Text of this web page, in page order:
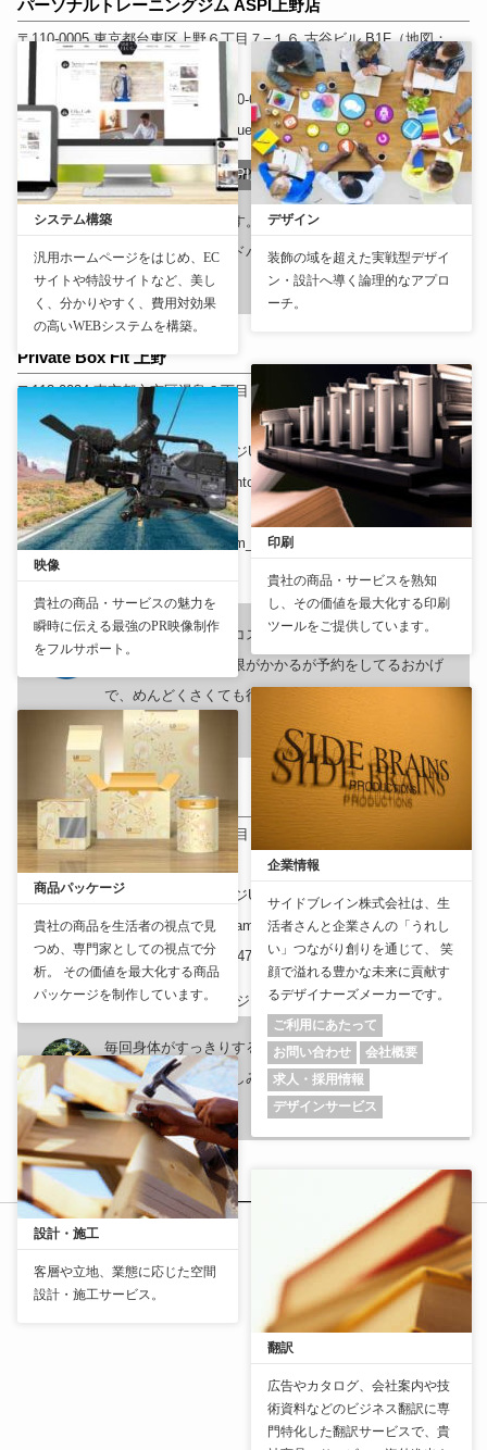
パーソナルトレーニングジム ASPI上野店
〒110-0005 東京都台東区上野６丁目７−１６ 古谷ビル B1F（地図：
）
おすすめランク: 4.9Tel: 03-6260-6366ホームページURL:
https://aspirest.com/access/tokyo/ueno/
パーソナルトレーニングジム ASPI上野店
今年から通っています。トレーニングだけではなく、
食事の指導も色々アドバイスしてくれて本当にありが
たいです。
Private Box Fit 上野
〒113-0034 東京都文京区湯島３丁目３９−３
上野不二ビル３F/４F/５
F（受付４F（地図：
）
おすすめランク: 3.8ホームページURL:
https://privateboxfit.jp/shop_list/kanto_list/tokyo-ueno?adcode=pbff-
googmybu-0000-2470-pbflp028-
00000005&utm_source=google&utm_medium=gmb
個室かつ安価なのでコスパがかなり良い 60分の時間
で予約制なのが、制限がかかるが予約をしてるおかげ
で、めんどくさくても行く気になれる。初心者の筋ト
レの習慣づくりにも良いです。
24/7ピラティス 上野店
〒113-0034 東京都文京区湯島３丁目３９−３ ユシマ栄ビル 4、5F
）
おすすめランク: 4.9 ホームページURL: https://247-
sports.jp/pilates/lp/rp/md/md_ad_cam_mn_off_ueno_2505/?
acckey=pilates1-googmybu-gbp0-2470-pila0000-00000000
24/7ピラティス 上野店
毎回身体がすっきりするのと、変化が分かるので、毎
週通うのがとても楽しみです。 これからもよろしくお
願いします！
システム構築
汎用ホームページをはじめ、EC
サイトや特設サイトなど、美し
く、分かりやすく、費用対効果
の高いWEBシステムを構築。
デザイン
装飾の域を超えた実戦型デザイ
ン・設計へ導く論理的なアプロ
ーチ。
印刷
貴社の商品・サービスを熟知
し、その価値を最大化する印刷
ツールをご提供しています。
映像
貴社の商品・サービスの魅力を
瞬時に伝える最強のPR映像制作
をフルサポート。
企業情報
サイドブレイン株式会社は、生
活者さんと企業さんの「うれし
い」つながり創りを通じて、 笑
顔で溢れる豊かな未来に貢献す
るデザイナーズメーカーです。
ご利用にあたって
お問い合わせ
会社概要
求人・採用情報
デザインサービス
商品パッケージ
貴社の商品を生活者の視点で見
つめ、専門家としての視点で分
析。 その価値を最大化する商品
パッケージを制作しています。
翻訳
広告やカタログ、会社案内や技
術資料などのビジネス翻訳に専
門特化した翻訳サービスで、貴
設計・施工
客層や立地、業態に応じた空間
設計・施工サービス。